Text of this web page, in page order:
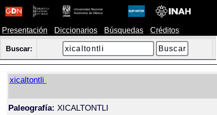
Presentación Diccionarios Búsquedas Créditos
Buscar:
xicaltontli
Paleografía: XICALTONTLI